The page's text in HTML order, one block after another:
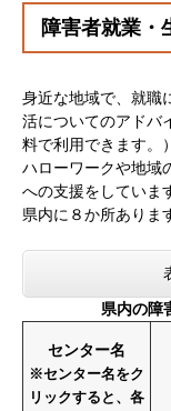
障害者就業・
身近な地域で、就職
活についてのアドバ
料で利用できます。）
ハローワークや地域
への支援をしていま
県内に８か所ありま
県内の障
センター名
※センター名をク
リックすると、各